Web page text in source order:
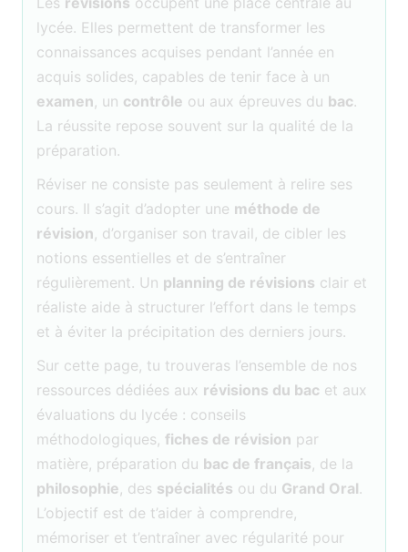
lycée. Elles permettent de transformer les
connaissances acquises pendant l’année en
acquis solides, capables de tenir face à un
examen, un contrôle ou aux épreuves du bac.
La réussite repose souvent sur la qualité de la
préparation.
Réviser ne consiste pas seulement à relire ses
cours. Il s’agit d’adopter une méthode de
révision, d’organiser son travail, de cibler les
notions essentielles et de s’entraîner
régulièrement. Un planning de révisions clair et
réaliste aide à structurer l’effort dans le temps
et à éviter la précipitation des derniers jours.
Sur cette page, tu trouveras l’ensemble de nos
ressources dédiées aux révisions du bac et aux
évaluations du lycée : conseils
méthodologiques, fiches de révision par
matière, préparation du bac de français, de la
philosophie, des spécialités ou du Grand Oral.
L’objectif est de t’aider à comprendre,
mémoriser et t’entraîner avec régularité pour